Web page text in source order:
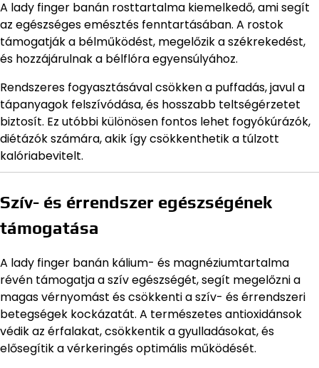
A lady finger banán rosttartalma kiemelkedő, ami segít
az egészséges emésztés fenntartásában. A rostok
támogatják a bélműködést, megelőzik a székrekedést,
és hozzájárulnak a bélflóra egyensúlyához.
Rendszeres fogyasztásával csökken a puffadás, javul a
tápanyagok felszívódása, és hosszabb teltségérzetet
biztosít. Ez utóbbi különösen fontos lehet fogyókúrázók,
diétázók számára, akik így csökkenthetik a túlzott
kalóriabevitelt.
Szív- és érrendszer egészségének
támogatása
A lady finger banán kálium- és magnéziumtartalma
révén támogatja a szív egészségét, segít megelőzni a
magas vérnyomást és csökkenti a szív- és érrendszeri
betegségek kockázatát. A természetes antioxidánsok
védik az érfalakat, csökkentik a gyulladásokat, és
elősegítik a vérkeringés optimális működését.